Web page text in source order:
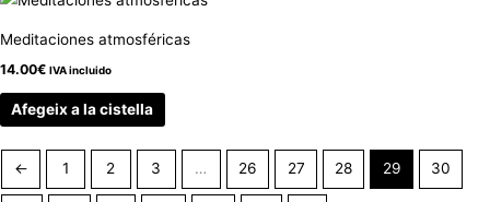
Meditaciones atmosféricas
14.00€ IVA incluido
Afegeix a la cistella
← 1 2 3 … 26 27 28 29 30